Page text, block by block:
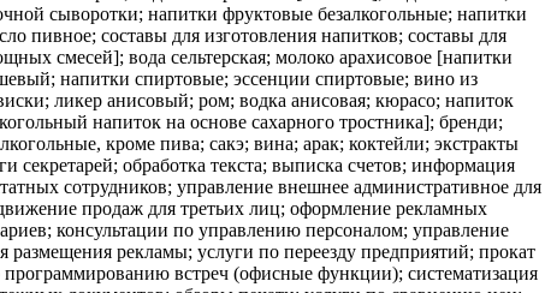
сыворотки; напитки фруктовые безалкогольные; напитки
пивное; составы для изготовления напитков; составы для
смесей]; вода сельтерская; молоко арахисовое [напитки
напитки спиртовые; эссенции спиртовые; вино из
ликер анисовый; ром; водка анисовая; кюрасо; напиток
напиток на основе сахарного тростника]; бренди;
кроме пива; сакэ; вина; арак; коктейли; экстракты
секретарей; обработка текста; выписка счетов; информация
сотрудников; управление внешнее административное для
продаж для третьих лиц; оформление рекламных
консультации по управлению персоналом; управление
рекламы; услуги по переезду предприятий; прокат
программированию встреч (офисные функции); систематизация